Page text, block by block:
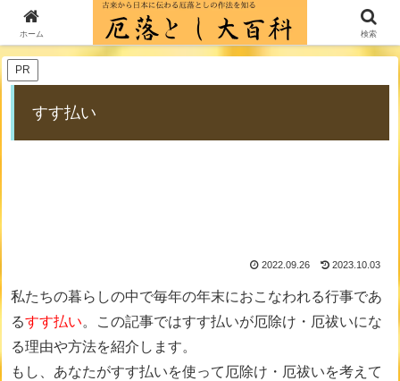
厄落とし・厄除け・厄祓い作法一覧 すす払い
PR
すす払い
2022.09.26 2023.10.03
私たちの暮らしの中で毎年の年末におこなわれる行事であ
るすす払い。この記事ではすす払いが厄除け・厄祓いにな
る理由や方法を紹介します。
もし、あなたがすす払いを使って厄除け・厄祓いを考えて
ホーム 検索